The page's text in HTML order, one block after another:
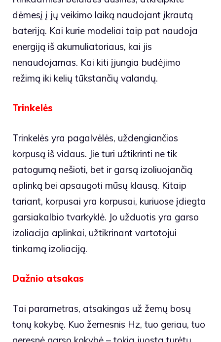
dėmesį į jų veikimo laiką naudojant įkrautą
bateriją. Kai kurie modeliai taip pat naudoja
energiją iš akumuliatoriaus, kai jis
nenaudojamas. Kai kiti įjungia budėjimo
režimą iki kelių tūkstančių valandų.
Trinkelės
Trinkelės yra pagalvėlės, uždengiančios
korpusą iš vidaus. Jie turi užtikrinti ne tik
patogumą nešioti, bet ir garsą izoliuojančią
aplinką bei apsaugoti mūsų klausą. Kitaip
tariant, korpusai yra korpusai, kuriuose įdiegta
garsiakalbio tvarkyklė. Jo užduotis yra garso
izoliacija aplinkai, užtikrinant vartotojui
tinkamą izoliaciją.
Dažnio atsakas
Tai parametras, atsakingas už žemų bosų
tonų kokybę. Kuo žemesnis Hz, tuo geriau, tuo